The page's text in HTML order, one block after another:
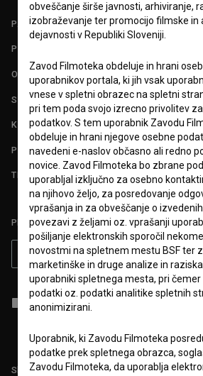
PARTNERJI
POGOJI UPORABE
O PROJEKTU
STATISTIKA
KONTAKT
POGOSTA VPRAŠANJA
TEST FUNKCIONALNOSTI
PRIJAVITE SE NA BSF NOVIČNIK:
Sprejemam splošne pogoje in dajem
obdelavo osebnih podatkov.
Sledite nam na:
obveščanje širše javnosti, arhiviranje,
izobraževanje ter promocijo filmske in
dejavnosti v Republiki Sloveniji.
Zavod Filmoteka obdeluje in hrani
uporabnikov portala, ki jih vsak
vnese v spletni obrazec na spletni
pri tem poda svojo izrecno privolitev
podatkov. S tem uporabnik Zavodu
obdeluje in hrani njegove osebne
navedeni e-naslov občasno ali redno
novice. Zavod Filmoteka bo zbrane
uporabljal izključno za osebno
na njihovo željo, za posredovanje
vprašanja in za obveščanje o
povezavi z željami oz. vprašanji
pošiljanje elektronskih sporočil
novostmi na spletnem mestu BSF ter
marketinške in druge analize in
uporabniki spletnega mesta, pri
podatki oz. podatki analitike spletnih
anonimizirani.
Uporabnik, ki Zavodu Filmoteka
podatke prek spletnega obrazca,
Zavodu Filmoteka, da uporablja